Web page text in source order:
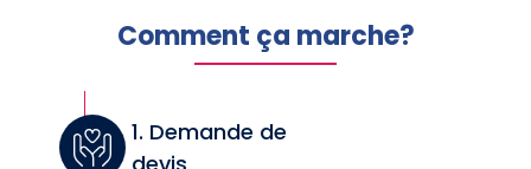
Comment ça marche?
1. Demande de